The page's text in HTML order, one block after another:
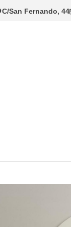
C/San Fernando, 44